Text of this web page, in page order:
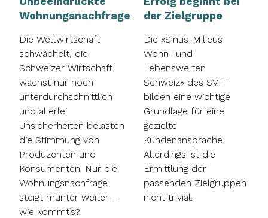
Wohnungsnachfrage
Die Weltwirtschaft
schwächelt, die
Schweizer Wirtschaft
wächst nur noch
unterdurchschnittlich
und allerlei
Unsicherheiten belasten
die Stimmung von
Produzenten und
Konsumenten. Nur die
Wohnungsnachfrage
steigt munter weiter –
wie kommt’s?
der Zielgruppe
Die «Sinus-Milieus
Wohn- und
Lebenswelten
Schweiz» des SVIT
bilden eine wichtige
Grundlage für eine
gezielte
Kundenansprache.
Allerdings ist die
Ermittlung der
passenden Zielgruppen
nicht trivial.